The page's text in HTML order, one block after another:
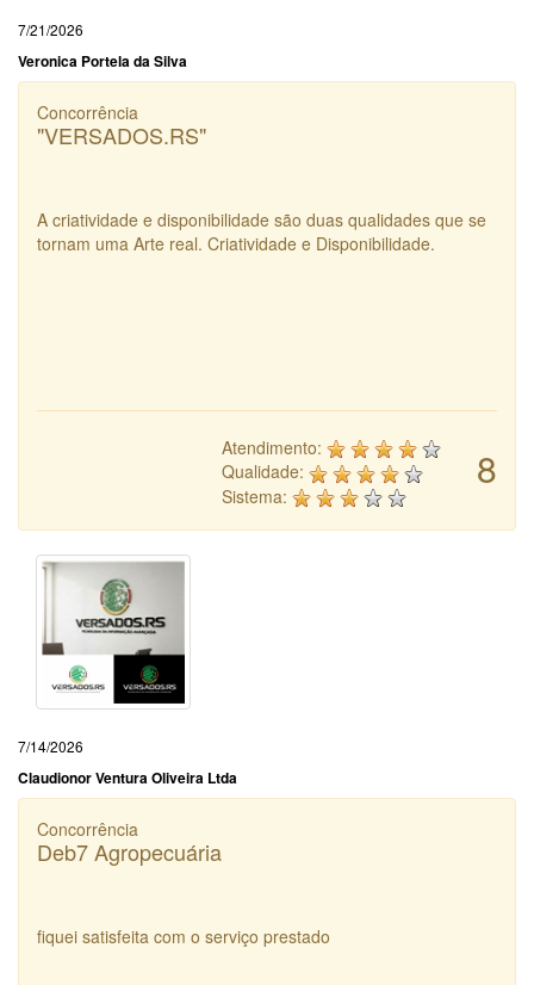
7/21/2026
Veronica Portela da Silva
Concorrência
"VERSADOS.RS"
A criatividade e disponibilidade são duas qualidades que se
tornam uma Arte real. Criatividade e Disponibilidade.
8
Atendimento:
Qualidade:
Sistema:
7/14/2026
Claudionor Ventura Oliveira Ltda
Concorrência
Deb7 Agropecuária
fiquei satisfeita com o serviço prestado